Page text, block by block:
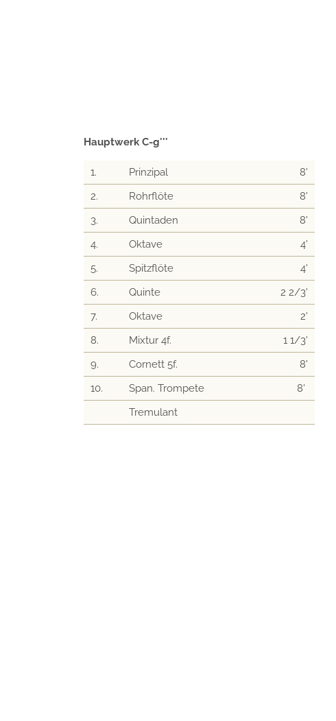
Hauptwerk C-g'''
1. Prinzipal 8'
2. Rohrflöte 8'
3. Quintaden 8'
4. Oktave 4'
5. Spitzflöte 4'
6. Quinte 2 2/3'
7. Oktave 2'
8. Mixtur 4f. 1 1/3'
9. Cornett 5f. 8'
10. Span. Trompete 8'
Tremulant